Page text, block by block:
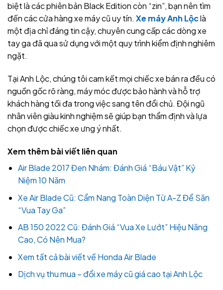
biệt là các phiên bản Black Edition còn “zin”, bạn nên tìm
đến các cửa hàng xe máy cũ uy tín. Xe máy Anh Lộclà
một địa chỉ đáng tin cậy, chuyên cung cấp các dòng xe
tay ga đã qua sử dụng với một quy trình kiểm định nghiêm
ngặt.
Tại Anh Lộc, chúng tôi cam kết mọi chiếc xe bán ra đều có
nguồn gốc rõ ràng, máy móc được bảo hành và hỗ trợ
khách hàng tối đa trong việc sang tên đổi chủ. Đội ngũ
nhân viên giàu kinh nghiệm sẽ giúp bạn thẩm định và lựa
chọn được chiếc xe ưng ý nhất.
Xem thêm bài viết liên quan
Air Blade 2017 Đen Nhám: Đánh Giá “Báu Vật” Kỷ
Niệm 10 Năm
Xe Air Blade Cũ: Cẩm Nang Toàn Diện Từ A-Z Để Săn
“Vua Tay Ga”
AB 150 2022 Cũ: Đánh Giá “Vua Xe Lướt” Hiệu Năng
Cao, Có Nên Mua?
Xem tất cả bài viết về Honda Air Blade
Dịch vụ thu mua – đổi xe máy cũ giá cao tại Anh Lộc